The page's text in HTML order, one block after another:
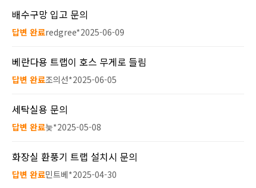
배수구망 입고 문의
답변 완료redgree*2025-06-09
베란다용 트랩이 호스 무게로 들림
답변 완료조의선*2025-06-05
세탁실용 문의
답변 완료늧*2025-05-08
화장실 환풍기 트랩 설치시 문의
답변 완료민트베*2025-04-30